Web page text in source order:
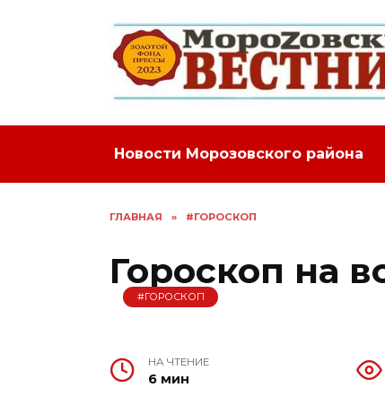
Новости Морозовского района
ГЛАВНАЯ » #ГОРОСКОП
Гороскоп на
#ГОРОСКОП
НА ЧТЕНИЕ
6 мин